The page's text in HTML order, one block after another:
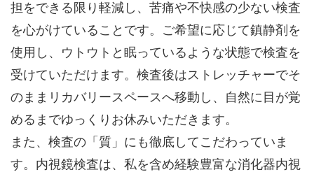
担をできる限り軽減し、苦痛や不快感の少ない検査
を心がけていることです。ご希望に応じて鎮静剤を
使用し、ウトウトと眠っているような状態で検査を
受けていただけます。検査後はストレッチャーでそ
のままリカバリースペースへ移動し、自然に目が覚
めるまでゆっくりお休みいただきます。
また、検査の「質」にも徹底してこだわっていま
す。内視鏡検査は、私を含め経験豊富な消化器内視